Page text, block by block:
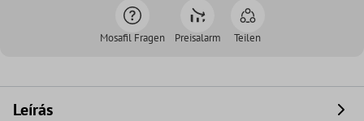
Mosafil Fragen Preisalarm Teilen
Leírás